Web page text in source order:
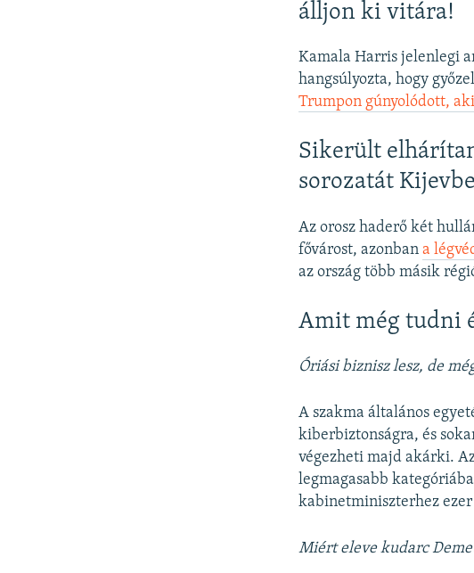
álljon ki vitára!
Kamala Harris jelenlegi
hangsúlyozta, hogy
Trumpon gúnyolódott,
Sikerült
sorozatát
Az orosz haderő két
fővárost, azonbana
az ország több másik
Amit még tudni
Óriási biznisz lesz, de
A szakma általános
kiberbiztonságra, és
végezheti majd akárki.
legmagasabb
kabinetminiszterhez
Miért eleve kudarc